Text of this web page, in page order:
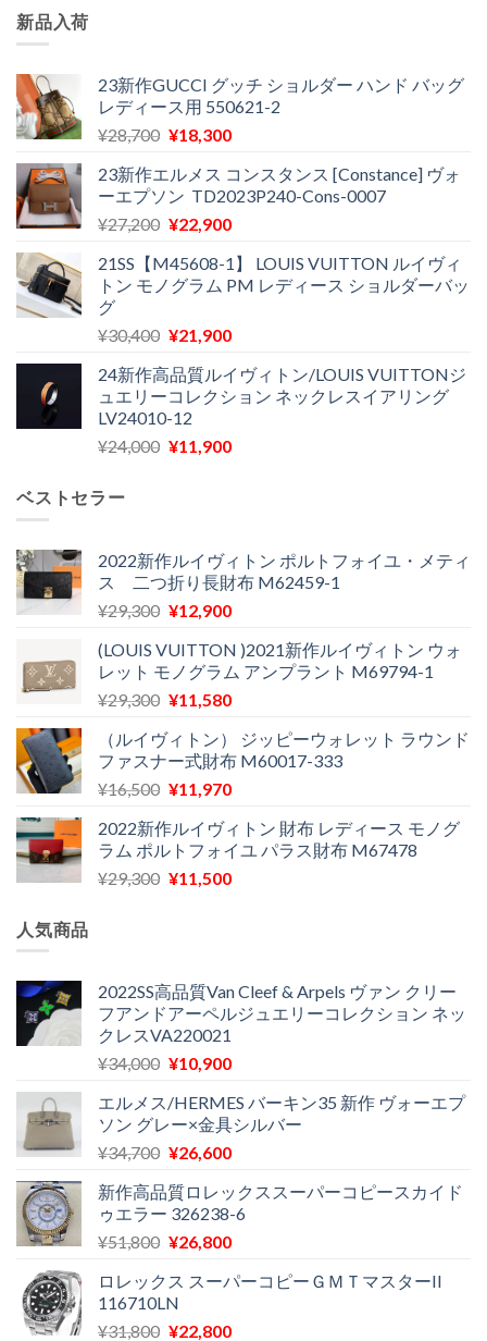
新品入荷
23新作GUCCI グッチ ショルダー ハンド バッグ
レディース用 550621-2
¥28,700 元
価
格
は
で
し
¥18,300現
の
価
格
¥18,300
で
23新作エルメス コンスタンス [Constance] ヴォ
ーエプソン TD2023P240-Cons-0007
¥27,200 元
価
格
¥27,200
し
た。
¥22,900現
の
価
は
で
す。
21SS【M45608-1】 LOUIS VUITTON ルイヴィ
トン モノグラム PM レディース ショルダーバッ
グ
¥30,400 元
価
格
は
¥30,400
¥21,900現
の
価
は
24新作高品質ルイヴィトン/LOUIS VUITTONジ
ュエリーコレクション ネックレスイアリング
LV24010-12
¥24,000 元
¥24,000
で
し
¥11,900現
は
¥11,900
で
ベストセラー
2022新作ルイヴィトン ポルトフォイユ・メティ
ス 二つ折り長財布 M62459-1
¥29,300 元
価
格
は
で
し
た。
¥12,900現
の
価
格
¥12,900
で
す。
(LOUIS VUITTON )2021新作ルイヴィトン ウォ
レット モノグラム アンプラント M69794-1
¥29,300 元
価
格
は
で
し
た。
¥11,580現
の
価
格
¥11,580
で
す。
（ルイヴィトン） ジッピーウォレット ラウンド
ファスナー式財布 M60017-333
¥16,500 元
価
格
は
¥11,970現
の
価
格
2022新作ルイヴィトン 財布 レディース モノグ
ラム ポルトフォイユ パラス財布 M67478
¥29,300 元
¥29,300
で
し
た。
¥11,500現
は
¥11,500
で
す。
人気商品
2022SS高品質Van Cleef & Arpels ヴァン クリー
フアンドアーペルジュエリーコレクション ネッ
クレスVA220021
¥34,000 元
価
格
は
で
し
た。
¥10,900現
の
価
格
¥10,900
で
す。
エルメス/HERMES バーキン35 新作 ヴォーエプ
ソン グレー×金具シルバー
¥34,700 元
価
格
は
で
し
た。
¥26,600現
の
価
格
¥26,600
す。
新作高品質ロレックススーパーコピースカイド
ゥエラー 326238-6
¥51,800 元
価
格
は
¥26,800現
の
格
ロレックス スーパーコピーＧＭＴマスターII
116710LN
¥31,800 元
¥22,800現